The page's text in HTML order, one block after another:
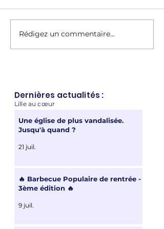
REPLAY : Fusion de
Lille, Lomme et
Rédigez un commentaire...
Dernières actualités :
Lille au cœur
Une église de plus vandalisée.
Jusqu'à quand ?
21 juil.
🔥 Barbecue Populaire de rentrée -
3ème édition 🔥
9 juil.